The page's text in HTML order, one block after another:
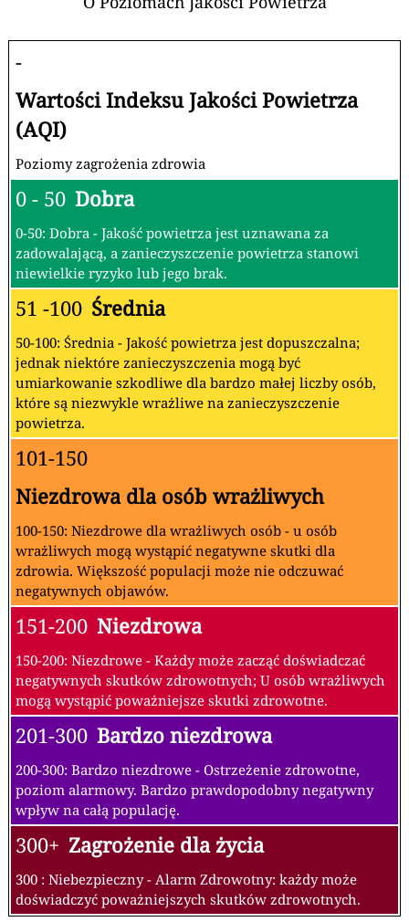
-
Wartości Indeksu Jakości Powietrza
(AQI)
Poziomy zagrożenia zdrowia
0 - 50 Dobra
0-50: Dobra - Jakość powietrza jest uznawana za
zadowalającą, a zanieczyszczenie powietrza stanowi
niewielkie ryzyko lub jego brak.
51 -100 Średnia
50-100: Średnia - Jakość powietrza jest dopuszczalna;
jednak niektóre zanieczyszczenia mogą być
umiarkowanie szkodliwe dla bardzo małej liczby osób,
które są niezwykle wrażliwe na zanieczyszczenie
powietrza.
101-150
Niezdrowa dla osób wrażliwych
100-150: Niezdrowe dla wrażliwych osób - u osób
wrażliwych mogą wystąpić negatywne skutki dla
zdrowia. Większość populacji może nie odczuwać
negatywnych objawów.
151-200 Niezdrowa
150-200: Niezdrowe - Każdy może zacząć doświadczać
negatywnych skutków zdrowotnych; U osób wrażliwych
mogą wystąpić poważniejsze skutki zdrowotne.
201-300 Bardzo niezdrowa
200-300: Bardzo niezdrowe - Ostrzeżenie zdrowotne,
poziom alarmowy. Bardzo prawdopodobny negatywny
wpływ na całą populację.
300+ Zagrożenie dla życia
300 : Niebezpieczny - Alarm Zdrowotny: każdy może
doświadczyć poważniejszych skutków zdrowotnych.